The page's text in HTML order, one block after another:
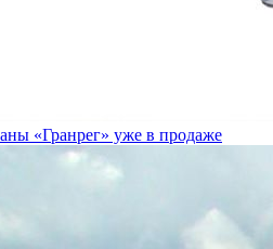
«Гранрег» уже в продаже